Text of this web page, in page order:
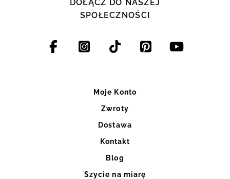
DOŁĄCZ DO NASZEJ
SPOŁECZNOŚCI
Moje Konto
Zwroty
Dostawa
Kontakt
Blog
Szycie na miarę